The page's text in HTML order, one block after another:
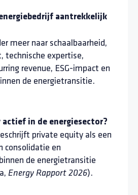
aantrekkelijk
meer naar schaalbaarheid,
technische expertise,
revenue, ESG-impact en
de energietransitie.
in de energiesector?
private equity als een
consolidatie en
de energietransitie
Energy Rapport 2026).